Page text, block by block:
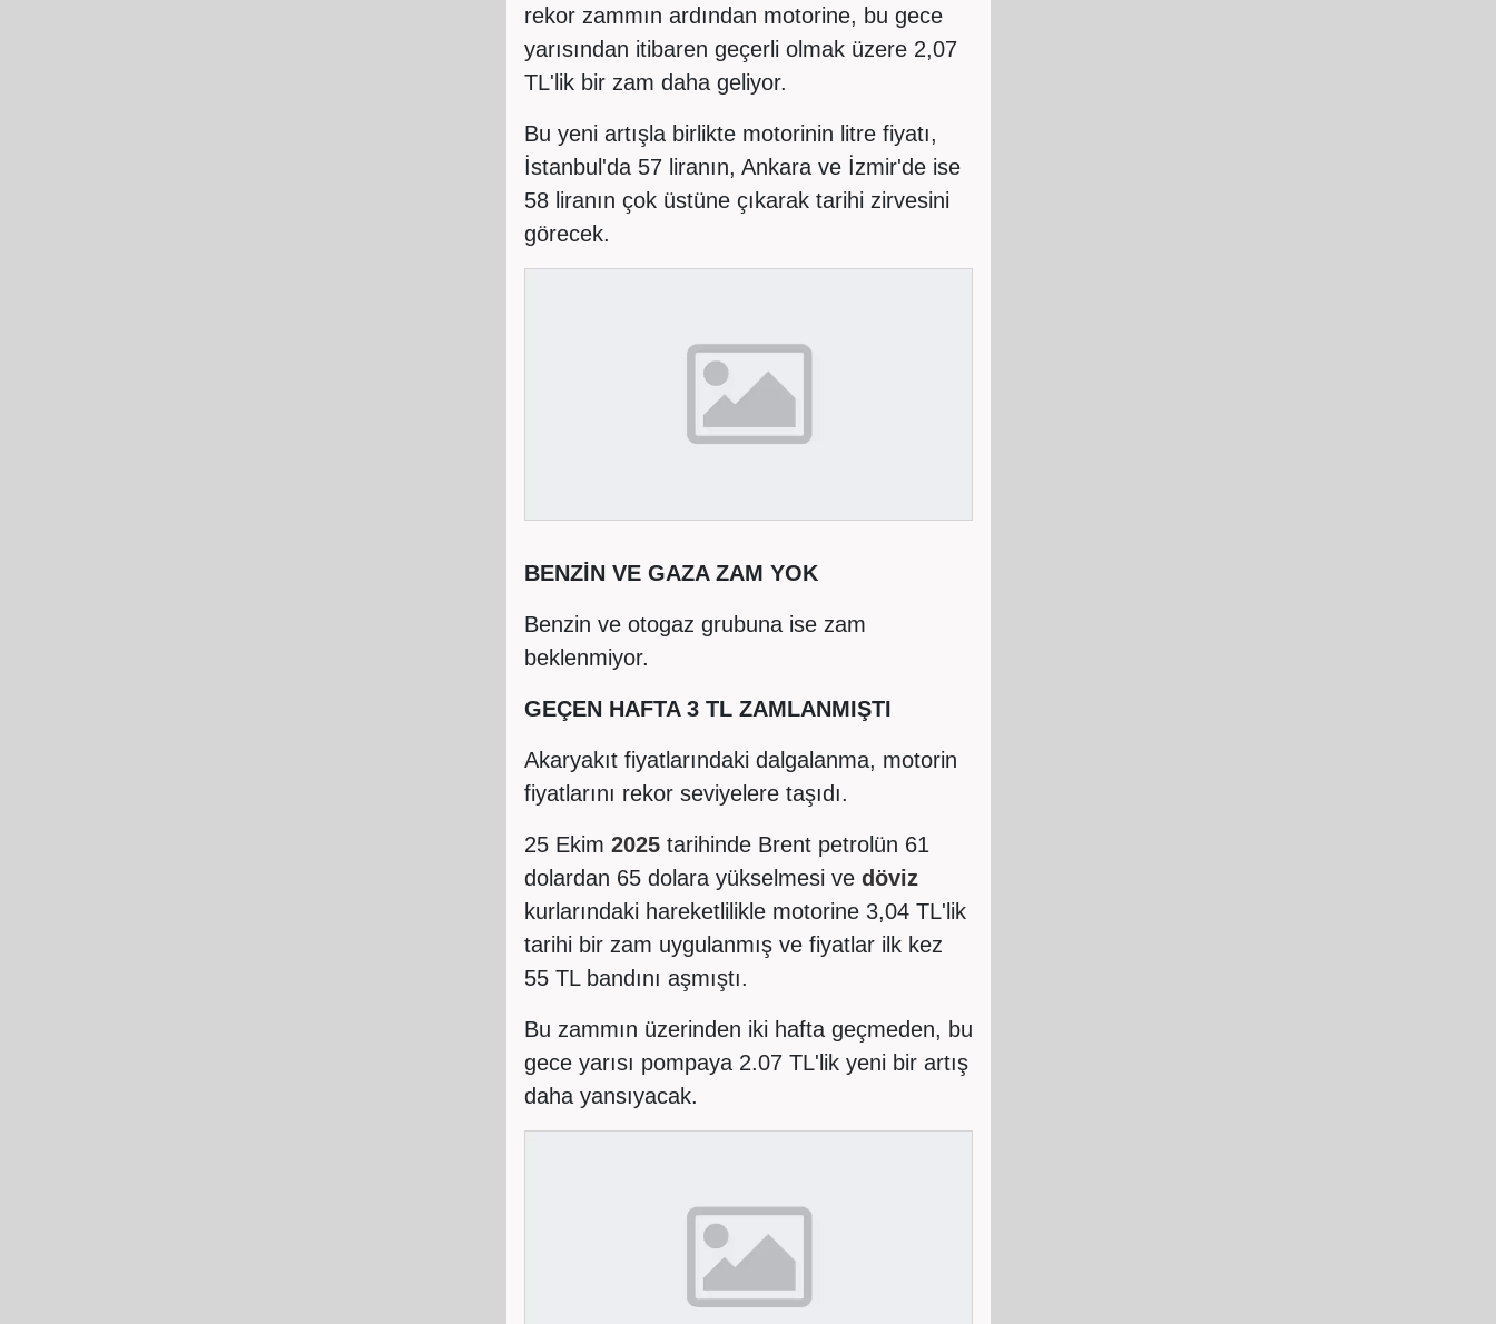
rekor zammın ardından motorine, bu gece
yarısından itibaren geçerli olmak üzere 2,07
TL'lik bir zam daha geliyor.
Bu yeni artışla birlikte motorinin litre fiyatı,
İstanbul'da 57 liranın, Ankara ve İzmir'de ise
58 liranın çok üstüne çıkarak tarihi zirvesini
görecek.
BENZİN VE GAZA ZAM YOK
Benzin ve otogaz grubuna ise zam
beklenmiyor.
GEÇEN HAFTA 3 TL ZAMLANMIŞTI
Akaryakıt fiyatlarındaki dalgalanma, motorin
fiyatlarını rekor seviyelere taşıdı.
25 Ekim 2025tarihinde Brent petrolün 61
dolardan 65 dolara yükselmesi ve döviz
kurlarındaki hareketlilikle motorine 3,04 TL'lik
tarihi bir zam uygulanmış ve fiyatlar ilk kez
55 TL bandını aşmıştı.
Bu zammın üzerinden iki hafta geçmeden, bu
gece yarısı pompaya 2.07 TL'lik yeni bir artış
daha yansıyacak.